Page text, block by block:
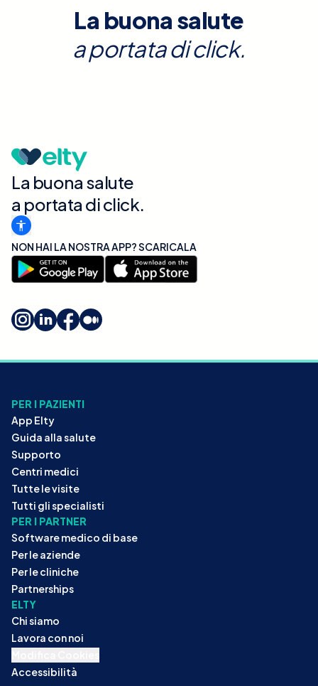
La buona salute
a portata di click.
La buona salute
a portata di click.
NON HAI LA NOSTRA APP? SCARICALA
PER I PAZIENTI
App Elty
Guida alla salute
Supporto
Centri medici
Tutte le visite
Tutti gli specialisti
PER I PARTNER
Software medico di base
Per le aziende
Per le cliniche
Partnerships
ELTY
Chi siamo
Lavora con noi
Accessibilità